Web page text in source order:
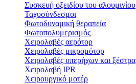
Συσκευή οξειδίου του αλουμινίου
Ταχυσύνδεσμοι
Φωτοδυναμική θεραπεία
Φωτοπολυμερισμός
Χειρολαβές αερότορ
Χειρολαβές μικρομότορ
Χειρολαβές υπερήχων και ξέστρα
Χειρολαβή IPR
Χειρουργικό μοτέρ